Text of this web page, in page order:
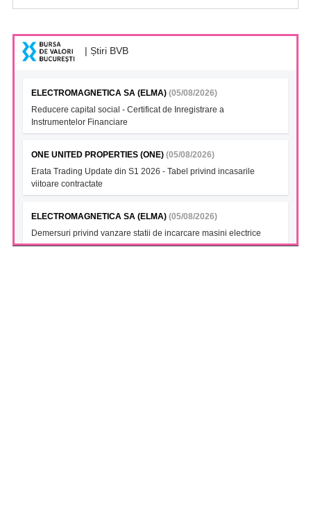
| Știri BVB
ELECTROMAGNETICA SA (ELMA) (05/08/2026)
Reducere capital social - Certificat de Inregistrare a
Instrumentelor Financiare
ONE UNITED PROPERTIES (ONE) (05/08/2026)
Erata Trading Update din S1 2026 - Tabel privind incasarile
viitoare contractate
ELECTROMAGNETICA SA (ELMA) (05/08/2026)
Demersuri privind vanzare statii de incarcare masini electrice